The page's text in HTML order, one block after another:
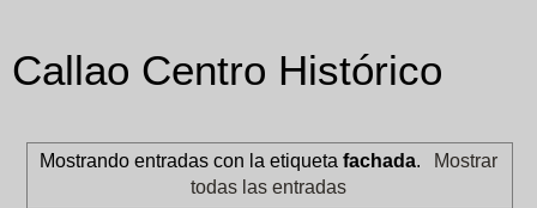
Callao Centro Histórico
Mostrando entradas con la etiquetafachada.
Mostrar
todas las entradas